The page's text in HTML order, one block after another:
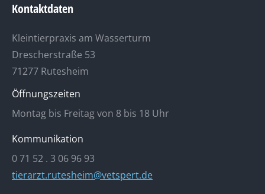
Kontaktdaten
Kleintierpraxis am Wasserturm
Drescherstraße 53
71277 Rutesheim
Öffnungszeiten
Montag bis Freitag von 8 bis 18 Uhr
Kommunikation
0 71 52 . 3 06 96 93
tierarzt.rutesheim@vetspert.de